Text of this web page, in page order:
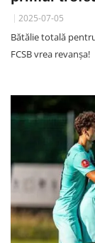
2025-07-05
Bătălie totală
FCSB vrea revanșa!